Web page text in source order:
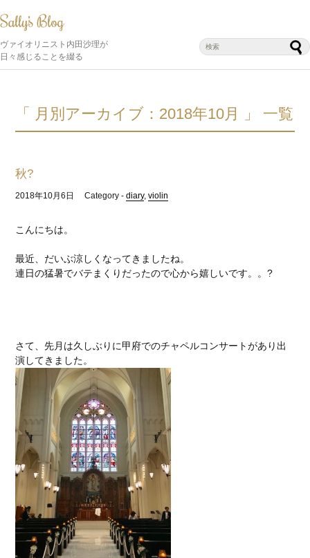
ヴァイオリニスト内田沙理が
日々感じることを綴る
「 月別アーカイブ：2018年10月 」 一覧
秋?
2018年10月6日 Category -diary,violin
こんにちは。
最近、だいぶ涼しくなってきましたね。
連日の猛暑でバテまくりだったので心から嬉しいです。。?
さて、先月は久しぶりに甲府でのチャペルコンサートがあり出
演してきました。